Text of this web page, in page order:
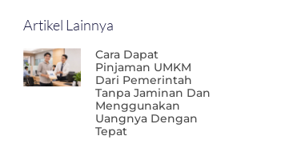
Artikel Lainnya
Cara Dapat
Pinjaman UMKM
Dari Pemerintah
Tanpa Jaminan Dan
Menggunakan
Uangnya Dengan
Tepat